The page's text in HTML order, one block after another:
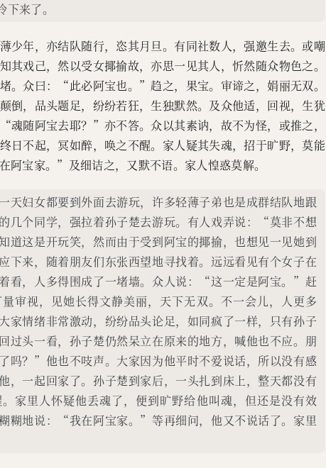
来了。
少年，亦结队随行，恣其月旦。有同社数人，强邀生去。或嘲
戏己，然以受女揶揄故，亦思一见其人，忻然随众物色之。
。众曰：“此必阿宝也。”趋之，果宝。审谛之，娟丽无双。
倒，品头题足，纷纷若狂，生独默然。及众他适，回视，生犹
随阿宝去耶？”亦不答。众以其素讷，故不为怪，或推之，
日不起，冥如醉，唤之不醒。家人疑其失魂，招于旷野，莫能
宝家。”及细诘之，又默不语。家人惶惑莫解。
天妇女都要到外面去游玩，许多轻薄子弟也是成群结队地跟
几个同学，强拉着孙子楚去游玩。有人戏弄说：“莫非不想
道这是开玩笑，然而由于受到阿宝的揶揄，也想见一见她到
下来，随着朋友们东张西望地寻找着。远远看见有个女子在
看，人多得围成了一堵墙。众人说：“这一定是阿宝。”赶
审视，见她长得文静美丽，天下无双。不一会儿，人更多
家情绪非常激动，纷纷品头论足，如同疯了一样，只有孙子
过头一看，孙子楚仍然呆立在原来的地方，喊他也不应。朋
吗？”他也不吱声。大家因为他平时不爱说话，所以没有感
，一起回家了。孙子楚到家后，一头扎到床上，整天都没有
家里人怀疑他丢魂了，便到旷野给他叫魂，但还是没有效
糊地说：“我在阿宝家。”等再细问，他又不说话了。家里